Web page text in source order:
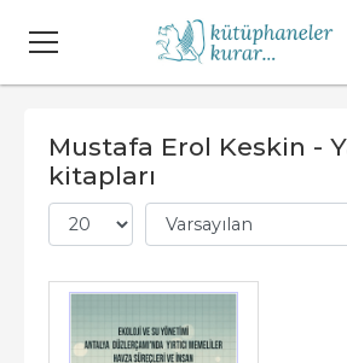
Mustafa Erol Keskin -
kitapları